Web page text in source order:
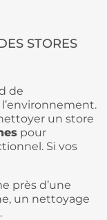
STORES
de
un store
pour
Si vos
près d’une
un nettoyage